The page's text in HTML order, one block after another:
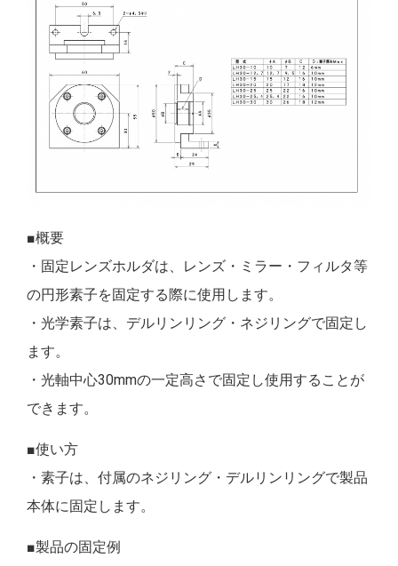
■概要
・固定レンズホルダは、レンズ・ミラー・フィルタ等
の円形素子を固定する際に使用します。
・光学素子は、デルリンリング・ネジリングで固定し
ます。
・光軸中心30mmの一定高さで固定し使用することが
できます。
■使い方
・素子は、付属のネジリング・デルリンリングで製品
本体に固定します。
■製品の固定例